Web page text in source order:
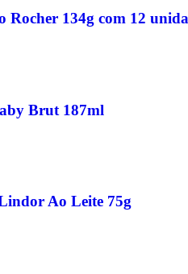
Rocher 134g com 12
Brut 187ml
Ao Leite 75g